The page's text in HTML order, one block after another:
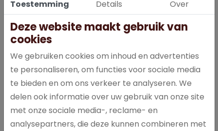
Hero Cassis 33cl in een krat van 24 blikjes biedt de verfrissende
smaak van cassis, ideaal voor horeca, bedrijven, kantoren of
Toestemming Details Over
Deze website maakt gebruik van
cookies
We gebruiken cookies om inhoud en advertenties
te personaliseren, om functies voor sociale media
te bieden en om ons verkeer te analyseren. We
delen ook informatie over uw gebruik van onze site
met onze sociale media-, reclame- en
analysepartners, die deze kunnen combineren met